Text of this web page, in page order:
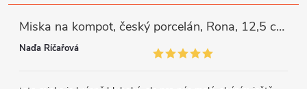
Miska na kompot, český porcelán, Rona, 12,5 cm, bílý, G. Benedikt
Naďa Říčařová